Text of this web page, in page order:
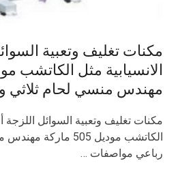
مكنات تغليف وتعبية
مهندس منسي لحام ثلاثي
مكنات تغليف وتعبية السوائل اللزجة
الكاتشب موديل 505
رباعي مواصفات …